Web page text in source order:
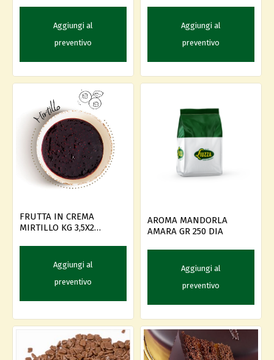
Aggiungi al
preventivo
Aggiungi al
preventivo
FRUTTA IN CREMA
MIRTILLO KG 3,5X2
Aggiungi al
preventivo
AROMA MANDORLA
AMARA GR 250 DIA
Aggiungi al
preventivo